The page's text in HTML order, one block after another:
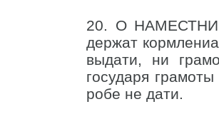
20. О
держат
выдати, ни
государя
робе не дати.